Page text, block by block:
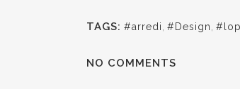
TAGS: #arredi, #Design,
NO COMMENTS